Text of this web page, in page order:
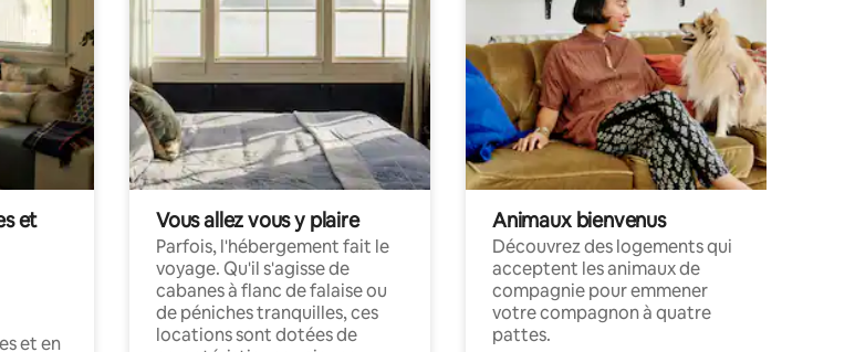
et
et en
Vous allez vous y plaire
Parfois, l'hébergement fait le
voyage. Qu'il s'agisse de
cabanes à flanc de falaise ou
de péniches tranquilles, ces
locations sont dotées de
Animaux bienvenus
Découvrez des logements qui
acceptent les animaux de
compagnie pour emmener
votre compagnon à quatre
pattes.